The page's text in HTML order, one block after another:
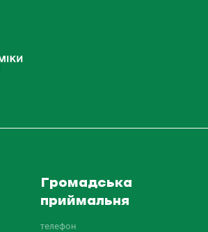
Громадська
приймальня
телефон